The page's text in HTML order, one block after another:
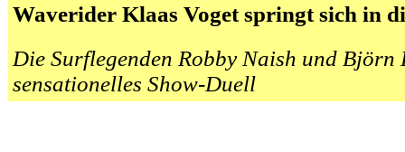
Waverider Klaas Voget springt sich in
Die Surflegenden Robby Naish und Björn
sensationelles Show-Duell